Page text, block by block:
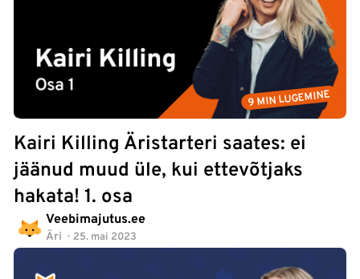
9 MIN LUGEMINE
Kairi Killing Äristarteri saates: ei
jäänud muud üle, kui ettevõtjaks
hakata! 1. osa
Veebimajutus.ee
Äri 25. mai 2023